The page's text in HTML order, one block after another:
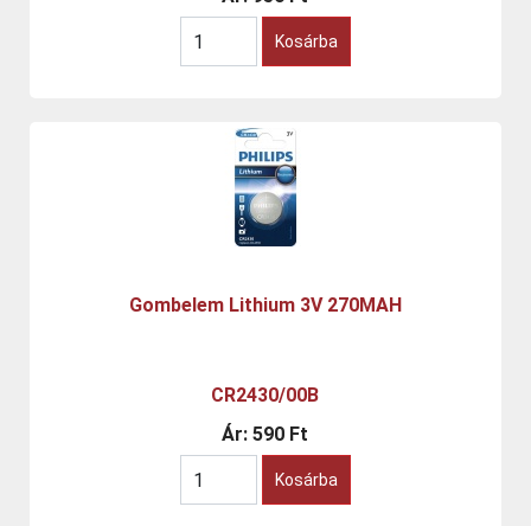
Kosárba
Gombelem Lithium 3V 270MAH
CR2430/00B
Ár:590 Ft
Kosárba